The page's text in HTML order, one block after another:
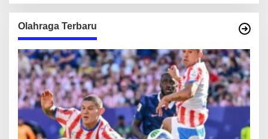
Olahraga Terbaru